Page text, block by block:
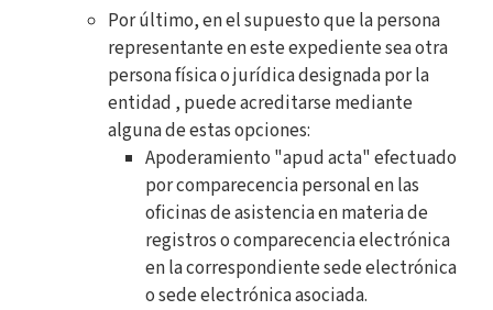
Por último, en el supuesto que la persona
representante en este expediente sea otra
persona física o jurídica designada por la
entidad , puede acreditarse mediante
alguna de estas opciones:
Apoderamiento "apud acta" efectuado
por comparecencia personal en las
oficinas de asistencia en materia de
registros o comparecencia electrónica
en la correspondiente sede electrónica
o sede electrónica asociada.